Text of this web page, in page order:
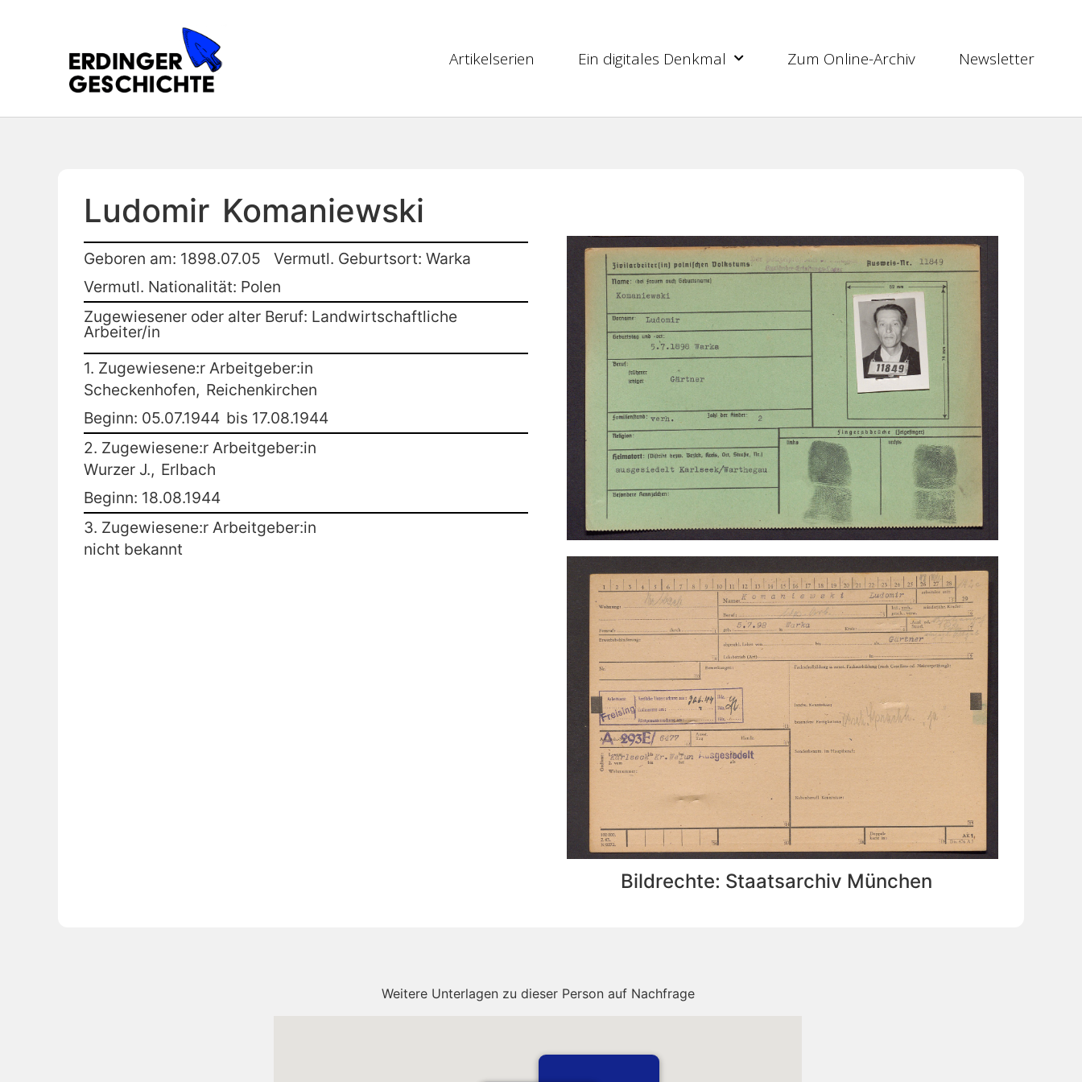
Artikelserien Ein digitales Denkmal Zum Online-Archiv Newsletter
Ludomir Komaniewski
Geboren am: 1898.07.05
Vermutl. Geburtsort: Warka
Vermutl. Nationalität: Polen
Zugewiesener oder alter Beruf: Landwirtschaftliche
Arbeiter/in
1. Zugewiesene:r Arbeitgeber:in
Scheckenhofen, Reichenkirchen
Beginn: 05.07.1944 bis 17.08.1944
2. Zugewiesene:r Arbeitgeber:in
Wurzer J., Erlbach
Beginn: 18.08.1944
3. Zugewiesene:r Arbeitgeber:in
nicht bekannt
Bildrechte: Staatsarchiv München
Weitere Unterlagen zu dieser Person auf Nachfrage